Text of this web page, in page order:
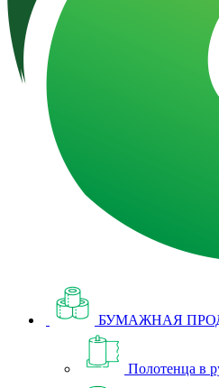
БУМАЖНАЯ
Полотенца в